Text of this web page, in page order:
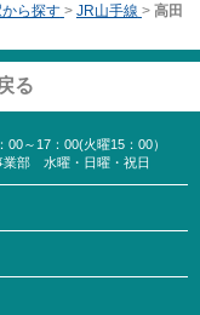
ら探す > JR山手線 > 高田
る
00～17：00(火曜15：00）
部 水曜・日曜・祝日